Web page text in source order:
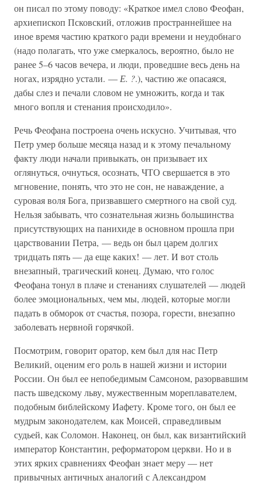
он писал по этому поводу: «Краткое имел слово Феофан,
архиепископ Псковский, отложив пространнейшее на
иное время частию краткого ради времени и неудобнаго
(надо полагать, что уже смеркалось, вероятно, было не
ранее 5–6 часов вечера, и люди, проведшие весь день на
ногах, изрядно устали. —Е. ?.), частию же опасаяся,
дабы слез и печали словом не умножить, когда и так
много вопля и стенания происходило».
Речь Феофана построена очень искусно. Учитывая, что
Петр умер больше месяца назад и к этому печальному
факту люди начали привыкать, он призывает их
оглянуться, очнуться, осознать, ЧТО свершается в это
мгновение, понять, что это не сон, не наваждение, а
суровая воля Бога, призвавшего смертного на свой суд.
Нельзя забывать, что сознательная жизнь большинства
присутствующих на панихиде в основном прошла при
царствовании Петра, — ведь он был царем долгих
тридцать пять — да еще каких! — лет. И вот столь
внезапный, трагический конец. Думаю, что голос
Феофана тонул в плаче и стенаниях слушателей — людей
более эмоциональных, чем мы, людей, которые могли
падать в обморок от счастья, позора, горести, внезапно
заболевать нервной горячкой.
Посмотрим, говорит оратор, кем был для нас Петр
Великий, оценим его роль в нашей жизни и истории
России. Он был ее непобедимым Самсоном, разорвавшим
пасть шведскому льву, мужественным мореплавателем,
подобным библейскому Иафету. Кроме того, он был ее
мудрым законодателем, как Моисей, справедливым
судьей, как Соломон. Наконец, он был, как византийский
император Константин, реформатором церкви. Но и в
этих ярких сравнениях Феофан знает меру — нет
привычных античных аналогий с Александром